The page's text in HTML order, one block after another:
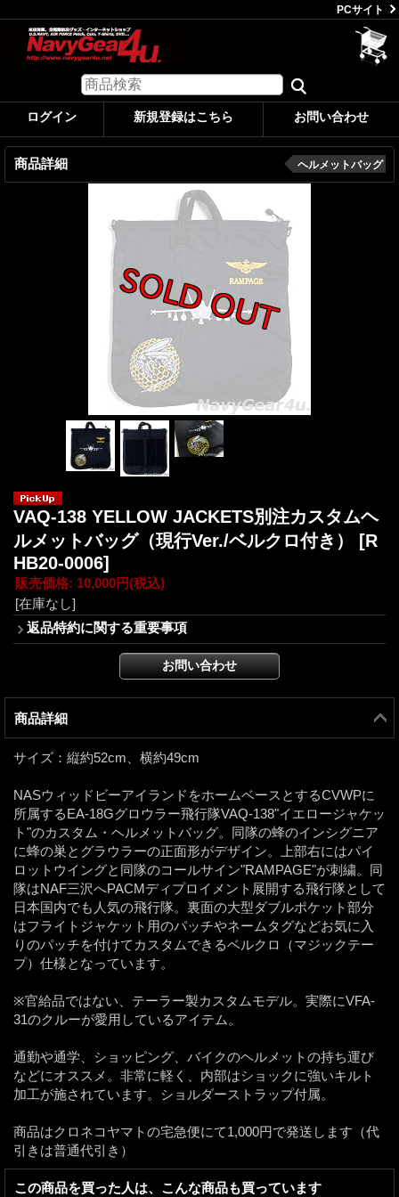
PCサイト
ログイン 新規登録はこちら お問い合わせ
商品詳細 ヘルメットバッグ
VAQ-138 YELLOW JACKETS別注カスタムヘ
ルメットバッグ（現行Ver./ベルクロ付き） [R
HB20-0006]
販売価格: 10,000円(税込)
[在庫なし]
返品特約に関する重要事項
商品詳細
サイズ：縦約52cm、横約49cm
NASウィッドビーアイランドをホームベースとするCVWPに
所属するEA-18Gグロウラー飛行隊VAQ-138"イエロージャケッ
ト"のカスタム・ヘルメットバッグ。同隊の蜂のインシグニア
に蜂の巣とグラウラーの正面形がデザイン。上部右にはパイ
ロットウイングと同隊のコールサイン"RAMPAGE"が刺繍。同
隊はNAF三沢へPACMディプロイメント展開する飛行隊として
日本国内でも人気の飛行隊。裏面の大型ダブルポケット部分
はフライトジャケット用のパッチやネームタグなどお気に入
りのパッチを付けてカスタムできるベルクロ（マジックテー
プ）仕様となっています。
※官給品ではない、テーラー製カスタムモデル。実際にVFA-
31のクルーが愛用しているアイテム。
通勤や通学、ショッピング、バイクのヘルメットの持ち運び
などにオススメ。非常に軽く、内部はショックに強いキルト
加工が施されています。ショルダーストラップ付属。
商品はクロネコヤマトの宅急便にて1,000円で発送します（代
引きは普通代引き）
この商品を買った人は、こんな商品も買っています